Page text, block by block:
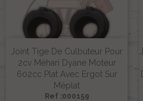
Joint Tige De Culbuteur Pour
2cv Méhari Dyane Moteur
602cc Plat Avec Ergot Sur
Méplat
Ref :000159